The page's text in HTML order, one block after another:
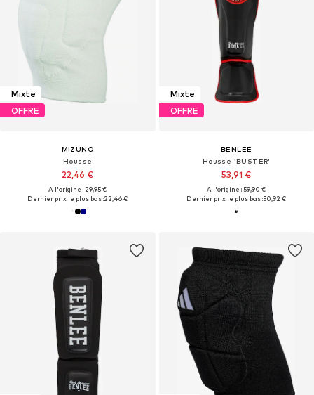
Mixte
OFFRE
MIZUNO
Housse
22,46 €
À l'origine : 29,95 €
Dernier prix le plus bas :22,46 €
Mixte
OFFRE
BENLEE
Housse 'BUSTER'
53,91 €
À l'origine : 59,90 €
Dernier prix le plus bas :50,92 €